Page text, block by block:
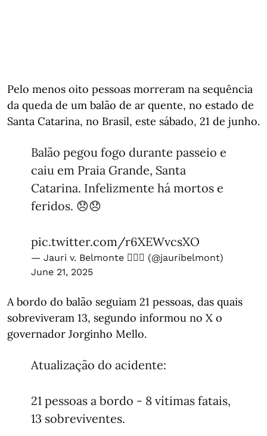
Pelo menos oito pessoas morreram na sequência
da queda de um balão de ar quente, no estado de
Santa Catarina, no Brasil, este sábado, 21 de junho.
Balão pegou fogo durante passeio e
caiu em Praia Grande, Santa
Catarina. Infelizmente há mortos e
feridos. 😞😞
pic.twitter.com/r6XEWvcsXO
— Jauri v. Belmonte ✍🏻🧉 (@jauribelmont)
June 21, 2025
A bordo do balão seguiam 21 pessoas, das quais
sobreviveram 13, segundo informou no X o
governador Jorginho Mello.
Atualização do acidente:
21 pessoas a bordo - 8 vítimas fatais,
13 sobreviventes.